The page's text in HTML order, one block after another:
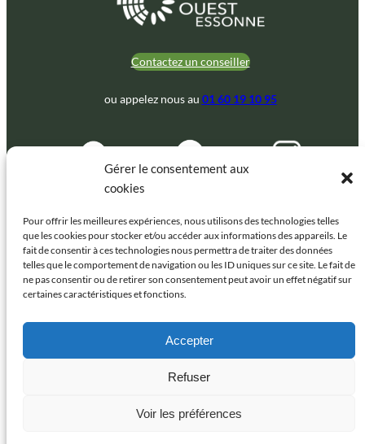
Gérer le consentement aux
cookies
Pour offrir les meilleures expériences, nous utilisons des technologies telles
que les cookies pour stocker et/ou accéder aux informations des appareils. Le
fait de consentir à ces technologies nous permettra de traiter des données
telles que le comportement de navigation ou les ID uniques sur ce site. Le fait de
ne pas consentir ou de retirer son consentement peut avoir un effet négatif sur
certaines caractéristiques et fonctions.
Accepter
Refuser
Voir les préférences
Contactez un conseiller
ou appelez nous au 01 60 19 10 95
Accueil
Particuliers
Collectivités
Nos locaux